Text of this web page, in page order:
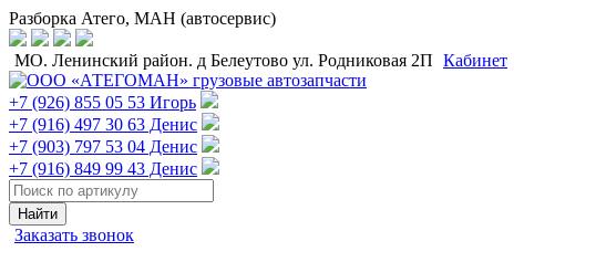
Разборка Атего, МАН (автосервис)
МО. Ленинский район. д Белеутово ул. Родниковая 2П Кабинет
+7 (926) 855 05 53 Игорь
+7 (916) 497 30 63 Денис
+7 (903) 797 53 04 Денис
+7 (916) 849 99 43 Денис
Заказать звонок